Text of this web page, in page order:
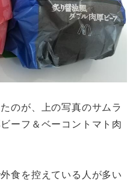
のが、上の写真のサムラ
ーフ＆ベーコントマト肉
食を控えている人が多い